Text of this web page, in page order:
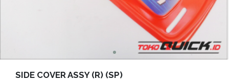
SIDE COVER ASSY (R) (SP)